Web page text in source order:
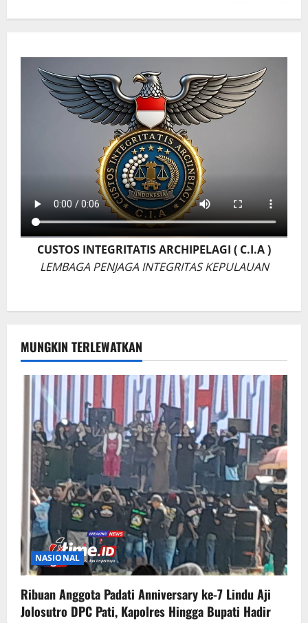
CUSTOS INTEGRITATIS ARCHIPELAGI ( C.I.A )
LEMBAGA PENJAGA INTEGRITAS KEPULAUAN
MUNGKIN TERLEWATKAN
NASIONAL
Ribuan Anggota Padati Anniversary ke-7 Lindu Aji
Jolosutro DPC Pati, Kapolres Hingga Bupati Hadir